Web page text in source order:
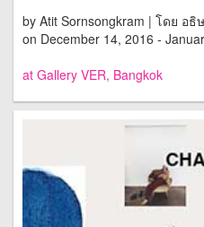
by Atit Sornsongkram | โดย อธิ
on December 14, 2016 -
at Gallery VER, Bangkok